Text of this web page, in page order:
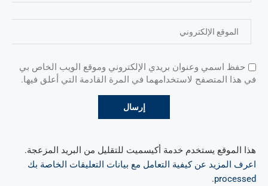
حفظ اسمي وعنوان بريدي الإلكتروني وموقع الويب الخاص بي
في هذا المتصفح لاستخدامهما في المرة القادمة التي أعلق فيها.
هذا الموقع يستخدم خدمة أكيسميت للتقليل من البريد المزعجة.
اعرف المزيد عن كيفية التعامل مع بيانات التعليقات الخاصة بك
processed
.